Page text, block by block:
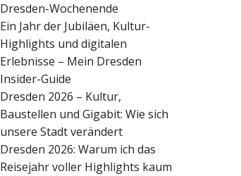
Dresden-Wochenende
Ein Jahr der Jubiläen, Kultur-
Highlights und digitalen
Erlebnisse – Mein Dresden
Insider-Guide
Dresden 2026 – Kultur,
Baustellen und Gigabit: Wie sich
unsere Stadt verändert
Dresden 2026: Warum ich das
Reisejahr voller Highlights kaum